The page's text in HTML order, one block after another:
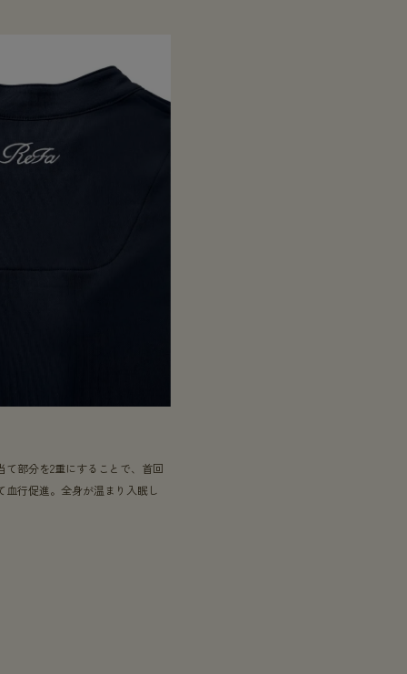
て部分を2重にすることで、首回
血行促進。全身が温まり入眠し